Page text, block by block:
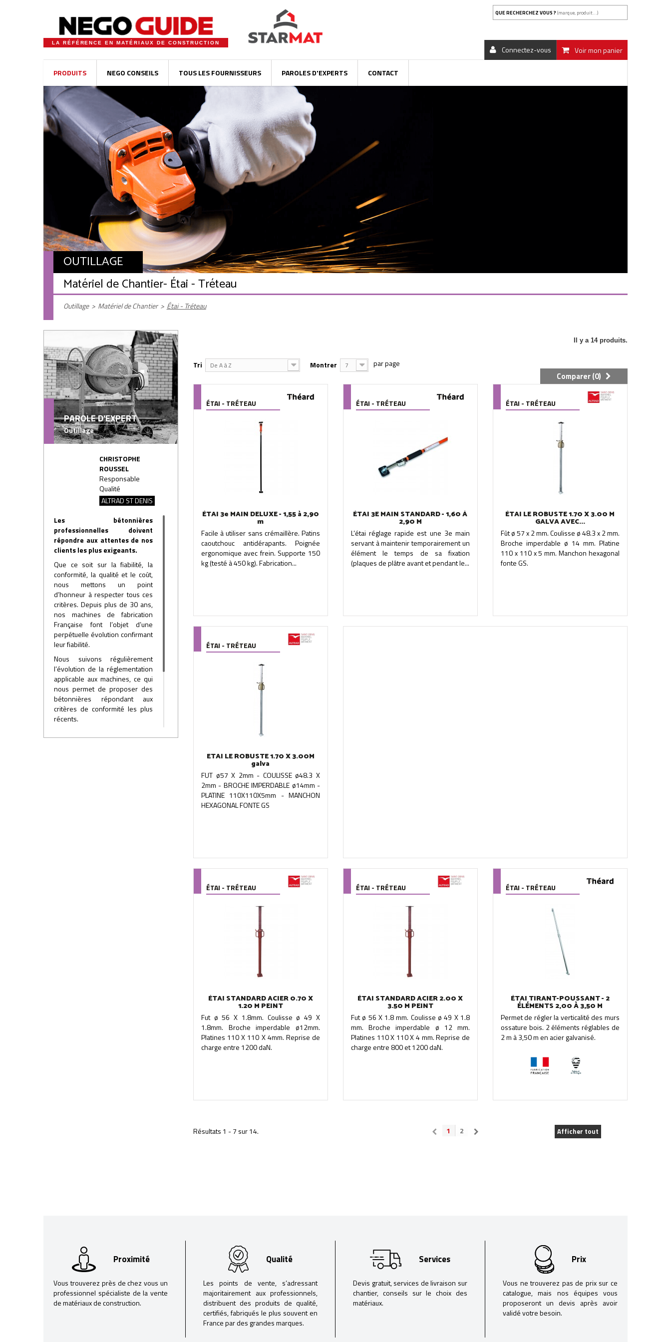
LA RÉFÉRENCE EN MATÉRIAUX DE CONSTRUCTION
QUE RECHERCHEZ VOUS ? (marque, produit...)
Voir mon panier
Connectez-vous
PRODUITS NEGO CONSEILS TOUS LES FOURNISSEURS PAROLES D'EXPERTS CONTACT
OUTILLAGE
Matériel de Chantier- Étai - Tréteau
Outillage > Matériel de Chantier > Étai - Tréteau
PAROLE D'EXPERT
Outillage
CHRISTOPHE
ROUSSEL
Responsable
Qualité
ALTRAD ST DENIS
Les bétonnières
professionnelles doivent
répondre aux attentes de nos
clients les plus exigeants.
Que ce soit sur la fiabilité, la
conformité, la qualité et le coût,
nous mettons un point
d’honneur à respecter tous ces
critères. Depuis plus de 30 ans,
nos machines de fabrication
Française font l’objet d’une
perpétuelle évolution confirmant
leur fiabilité.
Nous suivons régulièrement
l’évolution de la réglementation
applicable aux machines, ce qui
nous permet de proposer des
bétonnières répondant aux
critères de conformité les plus
récents.
Il y a 14 produits.
Tri De A à Z Montrer 7
Comparer (0)
ÉTAI - TRÉTEAU
ÉTAI 3e MAIN DELUXE - 1,55 à 2,90
m
Facile à utiliser sans crémaillère. Patins
caoutchouc antidérapants. Poignée
ergonomique avec frein. Supporte 150
kg (testé à 450 kg). Fabrication...
ÉTAI - TRÉTEAU
ÉTAI 3E MAIN STANDARD - 1,60 À
2,90 M
L’étai réglage rapide est une 3e main
servant à maintenir temporairement un
élément le temps de sa fixation
(plaques de plâtre avant et pendant le...
ÉTAI - TRÉTEAU
ÉTAI LE ROBUSTE 1.70 X 3.00 M
GALVA AVEC...
Fût ø 57 x 2 mm. Coulisse ø 48.3 x 2 mm.
Broche imperdable ø 14 mm. Platine
110 x 110 x 5 mm. Manchon hexagonal
fonte GS.
ÉTAI - TRÉTEAU
ETAI LE ROBUSTE 1.70 X 3.00M
galva
FUT ø57 X 2mm - COULISSE ø48.3 X
2mm - BROCHE IMPERDABLE ø14mm -
PLATINE 110X110X5mm - MANCHON
HEXAGONAL FONTE GS
ÉTAI - TRÉTEAU
ÉTAI STANDARD ACIER 0.70 X
1.20 M PEINT
Fut ø 56 X 1.8mm. Coulisse ø 49 X
1.8mm. Broche imperdable ø12mm.
Platines 110 X 110 X 4mm. Reprise de
charge entre 1200 daN.
ÉTAI - TRÉTEAU
ÉTAI STANDARD ACIER 2.00 X
3.50 M PEINT
Fut ø 56 X 1.8 mm. Coulisse ø 49 X 1.8
mm. Broche imperdable ø 12 mm.
Platines 110 X 110 X 4 mm. Reprise de
charge entre 800 et 1200 daN.
ÉTAI - TRÉTEAU
ÉTAI TIRANT-POUSSANT - 2
ÉLÉMENTS 2,00 À 3,50 M
Permet de régler la verticalité des murs
ossature bois. 2 éléments réglables de
2 m à 3,50 m en acier galvanisé.
Afficher tout
1 2
Résultats 1 - 7 sur 14.
Proximité
Vous trouverez près de chez vous un
professionnel spécialiste de la vente
de matériaux de construction.
Qualité
Les points de vente, s’adressant
majoritairement aux professionnels,
distribuent des produits de qualité,
certifiés, fabriqués le plus souvent en
France par des grandes marques.
Services
Devis gratuit, services de livraison sur
chantier, conseils sur le choix des
matériaux.
Prix
Vous ne trouverez pas de prix sur ce
catalogue, mais nos équipes vous
proposeront un devis après avoir
validé votre besoin.